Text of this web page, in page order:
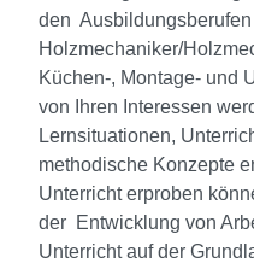
den
Holzmechaniker/
Küchen-, Montage- und
von Ihren Interessen
Lernsituationen,
methodische Konzepte
Unterricht erproben
der Entwicklung von
Unterricht auf der